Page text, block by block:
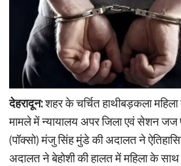
देहरादून:शहर के चर्चित हाथीबड़कला महिला
मामले में न्यायालय अपर जिला एवं सेशन जज
(पॉक्सो) मंजु सिंह मुंडे की अदालत ने
अदालत ने बेहोशी की हालत में महिला के